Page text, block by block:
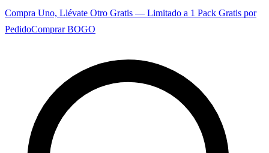
Compra Uno, Llévate Otro Gratis — Limitado a 1 Pack Gratis por
PedidoComprar BOGO